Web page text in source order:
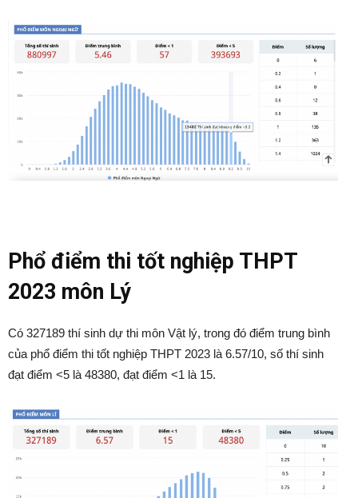
Phổ điểm thi tốt nghiệp THPT
2023 môn Lý
Có 327189 thí sinh dự thi môn Vật lý, trong đó điểm trung bình
của phổ điểm thi tốt nghiệp THPT 2023 là 6.57/10, số thí sinh
đạt điểm <5 là 48380, đạt điểm <1 là 15.